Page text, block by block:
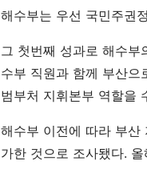
해수부는 우선 국민주권
그 첫번째 성과로 해수
수부 직원과 함께 부산으
범부처 지휘본부 역할을
해수부 이전에 따라 부산
가한 것으로 조사됐다.